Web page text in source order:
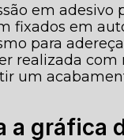
em adesivo
fixados em
para
realizada
um
a gráfica